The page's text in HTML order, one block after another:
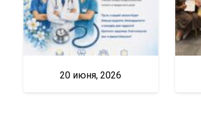
20 июня, 2026